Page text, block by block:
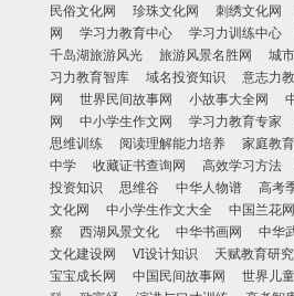
民俗文化网
珍珠文化网 刺绣文化网
网
学习力教育中心 学习力训练中心
千岛湖旅游风光
旅游风景名胜网 城
习力教育智库
域名投资知识 意志力
网
世界民间故事网 小故事大全网
网
中小学生作文网 学习力教育专家
思维训练
阅读理解能力培养 家庭教
中学
收藏证书查询网 高效学习方法
投资知识
思维谷 中华人物谱 高考
文化网
中小学生作文大全 中国兰花网
察
西湖风景文化 中华书画网 中华
文化建设网
VI设计知识 天赋教育研究
宝宝成长网
中国民间故事网 世界儿